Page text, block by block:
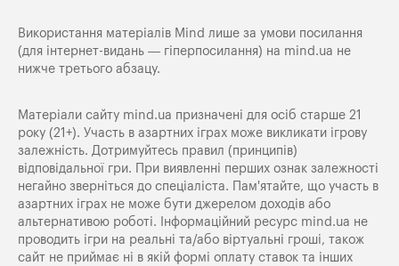
Використання матеріалів Mind лише за умови посилання
(для інтернет-видань — гіперпосилання) на mind.ua не
нижче третього абзацу.
Матеріали сайту mind.ua призначені для осіб старше 21
року (21+). Участь в азартних іграх може викликати ігрову
залежність. Дотримуйтесь правил (принципів)
відповідальної гри. При виявленні перших ознак залежності
негайно зверніться до спеціаліста. Пам'ятайте, що участь в
азартних іграх не може бути джерелом доходів або
альтернативою роботі. Інформаційний ресурс mind.ua не
проводить ігри на реальні та/або віртуальні гроші, також
сайт не приймає ні в якій формі оплату ставок та інших